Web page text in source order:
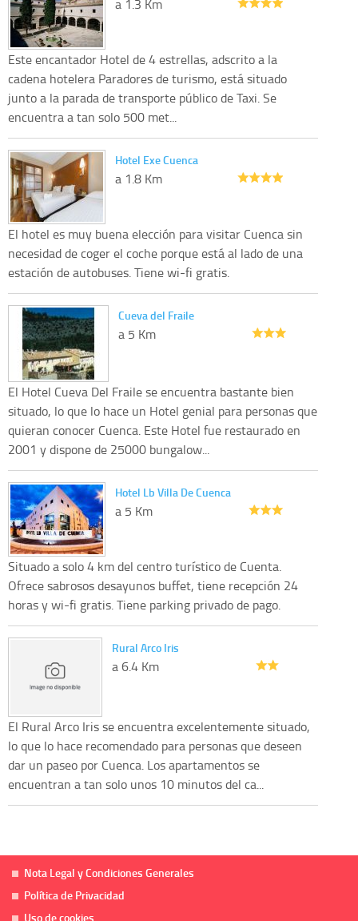
a 1.3 Km
Este encantador Hotel de 4 estrellas, adscrito a la
cadena hotelera Paradores de turismo, está situado
junto a la parada de transporte público de Taxi. Se
encuentra a tan solo 500 met...
Hotel Exe Cuenca
a 1.8 Km
El hotel es muy buena elección para visitar Cuenca sin
necesidad de coger el coche porque está al lado de una
estación de autobuses. Tiene wi-fi gratis.
Cueva del Fraile
a 5 Km
El Hotel Cueva Del Fraile se encuentra bastante bien
situado, lo que lo hace un Hotel genial para personas que
quieran conocer Cuenca. Este Hotel fue restaurado en
2001 y dispone de 25000 bungalow...
Hotel Lb Villa De Cuenca
a 5 Km
Situado a solo 4 km del centro turístico de Cuenta.
Ofrece sabrosos desayunos buffet, tiene recepción 24
horas y wi-fi gratis. Tiene parking privado de pago.
Rural Arco Iris
a 6.4 Km
El Rural Arco Iris se encuentra excelentemente situado,
lo que lo hace recomendado para personas que deseen
dar un paseo por Cuenca. Los apartamentos se
encuentran a tan solo unos 10 minutos del ca...
Nota Legal y Condiciones Generales
Política de Privacidad
Uso de cookies